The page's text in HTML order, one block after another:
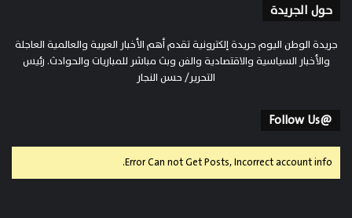
حول الجريدة
جريدة الوطن اليوم جريدة إلكترونية تقدم أهم الأخبار العربية والعالمية العاجلة
والأخبار السياسية والاقتصادية والفن وبث مباشر للمباريات والحوادث. رئيس
التحرير/ حسن النجار
@Follow Us
Error Can not Get Posts, Incorrect account info.